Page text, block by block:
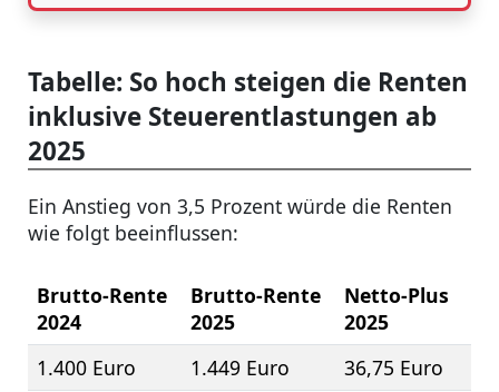
Tabelle: So hoch steigen die Renten
inklusive Steuerentlastungen ab
2025
Ein Anstieg von 3,5 Prozent würde die Renten
wie folgt beeinflussen:
Brutto-Rente
2024
Brutto-Rente
2025
Netto-Plus
2025
1.400 Euro
1.449 Euro 36,75 Euro